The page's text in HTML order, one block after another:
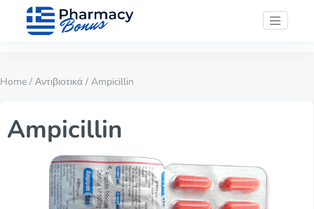
Home / Αντιβιοτικά / Ampicillin
Ampicillin